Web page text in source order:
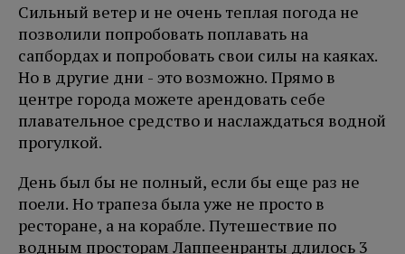
Сильный ветер и не очень теплая погода не
позволили попробовать поплавать на
сапбордах и попробовать свои силы на каяках.
Но в другие дни - это возможно. Прямо в
центре города можете арендовать себе
плавательное средство и наслаждаться водной
прогулкой.
День был бы не полный, если бы еще раз не
поели. Но трапеза была уже не просто в
ресторане, а на корабле. Путешествие по
водным просторам Лаппеенранты длилось 3